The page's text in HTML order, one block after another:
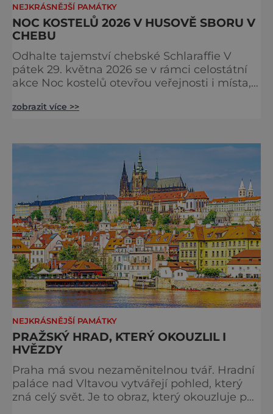
NEJKRÁSNĚJŠÍ PAMÁTKY
NOC KOSTELŮ 2026 V HUSOVĚ SBORU V
CHEBU
Odhalte tajemství chebské Schlaraffie V
pátek 29. května 2026 se v rámci celostátní
akce Noc kostelů otevřou veřejnosti i místa,
nejzajímavějších bude bezesporu Husův
večer plný historie, hudby, tajemství i
dobrodružství pro malé i velké návštěvníky.
Málokdo ví, že dnešní kos
zobrazit více >>
NEJKRÁSNĚJŠÍ PAMÁTKY
PRAŽSKÝ HRAD, KTERÝ OKOUZLIL I
HVĚZDY
Praha má svou nezaměnitelnou tvář. Hradní
paláce nad Vltavou vytvářejí pohled, který
zná celý svět. Je to obraz, který okouzluje po